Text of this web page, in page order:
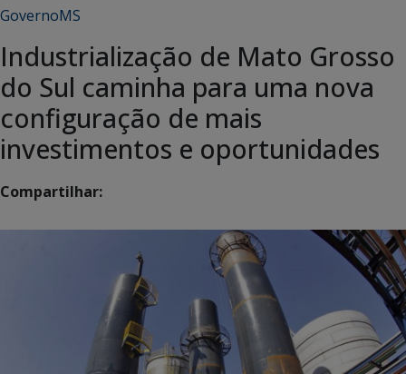
GovernoMS
Industrialização de Mato Grosso
do Sul caminha para uma nova
configuração de mais
investimentos e oportunidades
Compartilhar: